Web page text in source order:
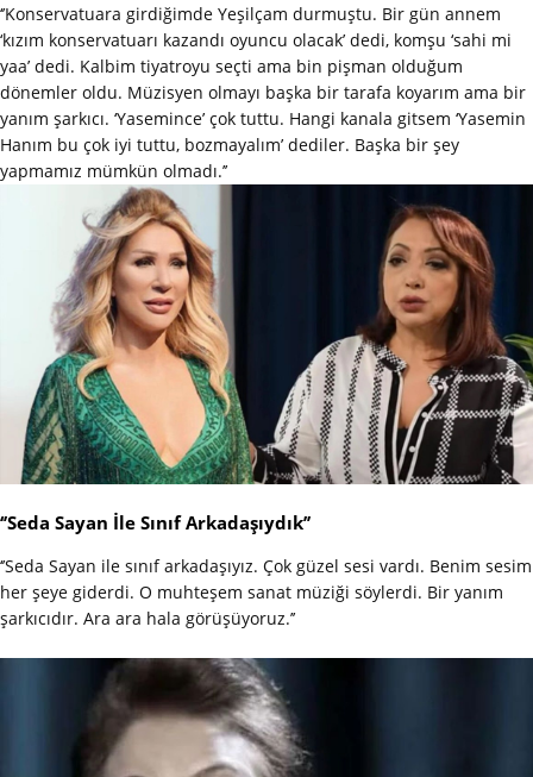
‘’Konservatuara girdiğimde Yeşilçam durmuştu. Bir gün annem
‘kızım konservatuarı kazandı oyuncu olacak’ dedi, komşu ‘sahi mi
yaa’ dedi. Kalbim tiyatroyu seçti ama bin pişman olduğum
dönemler oldu. Müzisyen olmayı başka bir tarafa koyarım ama bir
yanım şarkıcı. ‘Yasemince’ çok tuttu. Hangi kanala gitsem ‘Yasemin
Hanım bu çok iyi tuttu, bozmayalım’ dediler. Başka bir şey
yapmamız mümkün olmadı.’’
‘’Seda Sayan İle Sınıf Arkadaşıydık’’
‘’Seda Sayan ile sınıf arkadaşıyız. Çok güzel sesi vardı. Benim sesim
her şeye giderdi. O muhteşem sanat müziği söylerdi. Bir yanım
şarkıcıdır. Ara ara hala görüşüyoruz.’’